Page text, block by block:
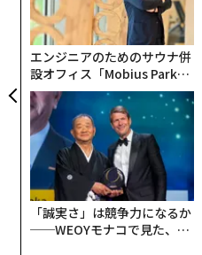
エンジニアのためのサウナ併
設オフィス「Mobius Park」
がオープン──タマディック
が健康経営を徹底する理由
「誠実さ」は競争力になるか
──WEOYモナコで見た、く